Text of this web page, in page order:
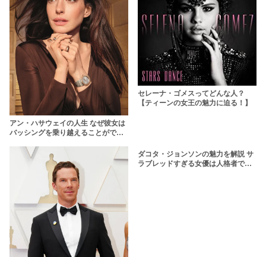
アン・ハサウェイの人生 なぜ彼女は
バッシングを乗り越えることができ
セレーナ・ゴメスってどんな人？
【ティーンの女王の魅力に迫る！】
ダコタ・ジョンソンの魅力を解説 サ
ラブレッドすぎる女優は人格者でも